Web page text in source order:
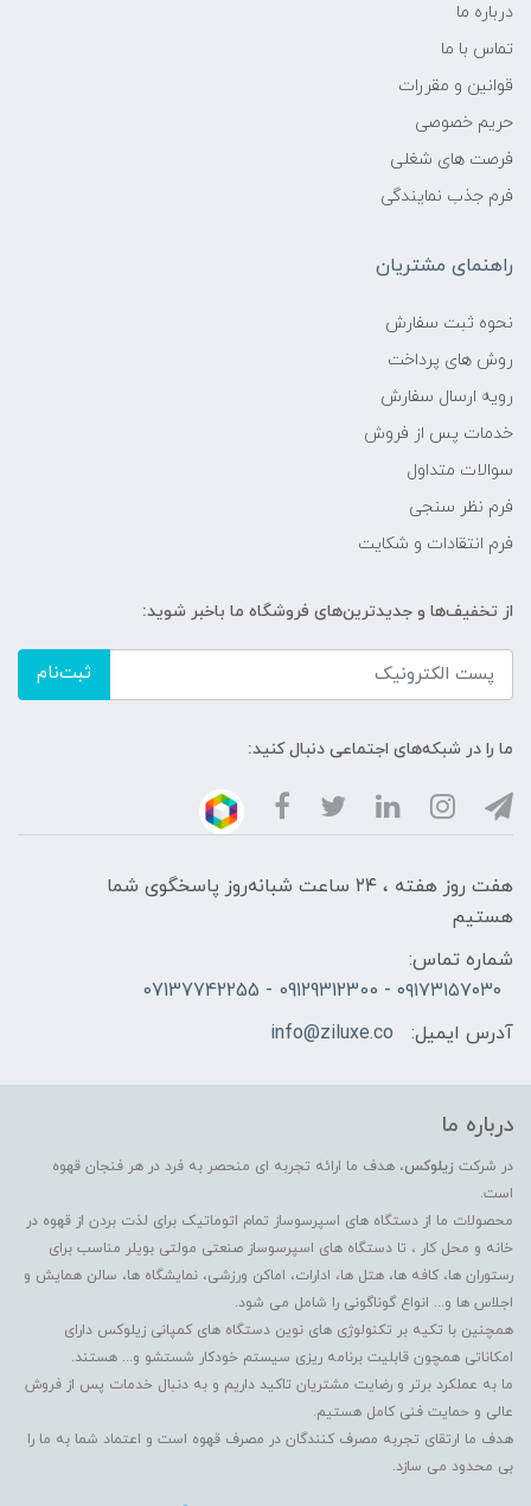
درباره ما
تماس با ما
قوانین و مقررات
حریم خصوصی
فرصت های شغلی
فرم جذب نمایندگی
راهنمای مشتریان
نحوه ثبت سفارش
روش های پرداخت
رویه ارسال سفارش
خدمات پس از فروش
سوالات متداول
فرم نظر سنجی
فرم انتقادات و شکایت
از تخفیف‌ها و جدیدترین‌های فروشگاه ما باخبر شوید:
ثبت‌نام
ما را در شبکه‌های اجتماعی دنبال کنید:
هفت روز هفته ، ۲۴ ساعت شبانه‌روز پاسخگوی شما
هستیم
شماره تماس:
۰۹۱۷۳۱۵۷۰۳۰ - 09129312300 - 07137742255
آدرس ایمیل:
info@ziluxe.co
درباره ما
در شرکت زیلوکس، هدف ما ارائه تجربه ای منحصر به فرد در هر فنجان قهوه
است.
محصولات ما از دستگاه های اسپرسوساز تمام اتوماتیک برای لذت بردن از قهوه در
خانه و محل کار ، تا دستگاه های اسپرسوساز صنعتی مولتی بویلر مناسب برای
رستوران ها، کافه ها، هتل ها، ادارات، اماکن ورزشی، نمایشگاه ها، سالن همایش و
اجلاس ها و... انواع گوناگونی را شامل می شود.
همچنین با تکیه بر تکنولوژی های نوین دستگاه های کمپانی زیلوکس دارای
امکاناتی همچون قابلیت برنامه ریزی سیستم خودکار شستشو و... هستند.
ما به عملکرد برتر و رضایت مشتریان تاکید داریم و به دنبال خدمات پس از فروش
عالی و حمایت فنی کامل هستیم.
هدف ما ارتقای تجربه مصرف کنندگان در مصرف قهوه است و اعتماد شما به ما را
بی محدود می سازد.